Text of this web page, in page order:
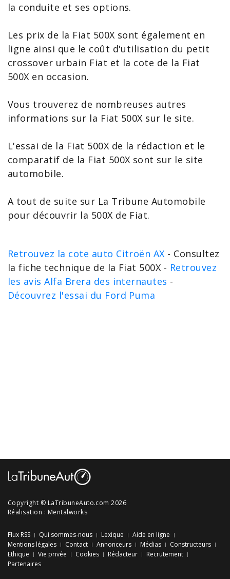
la conduite et ses options.
Les prix de la Fiat 500X sont également en
ligne ainsi que le coût d'utilisation du petit
crossover urbain Fiat et la cote de la Fiat
500X en occasion.
Vous trouverez de nombreuses autres
informations sur la Fiat 500X sur le site.
L'essai de la Fiat 500X de la rédaction et le
comparatif de la Fiat 500X sont sur le site
automobile.
A tout de suite sur La Tribune Automobile
pour découvrir la 500X de Fiat.
Retrouvez la cote auto Citroën AX - Consultez
la fiche technique de la Fiat 500X - Retrouvez
les avis Alfa Brera des internautes -
Découvrez l'essai du Ford Puma
Copyright © LaTribuneAuto.com 2026
Réalisation : Mentalworks
Flux RSS Qui sommes-nous Lexique
Aide en ligne
Mentions légales
Contact Annonceurs Médias
Constructeurs
Ethique
Vie privée Cookies Rédacteur
Recrutement
Partenaires